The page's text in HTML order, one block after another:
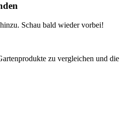
Schau bald wieder vorbei!
zu vergleichen und die